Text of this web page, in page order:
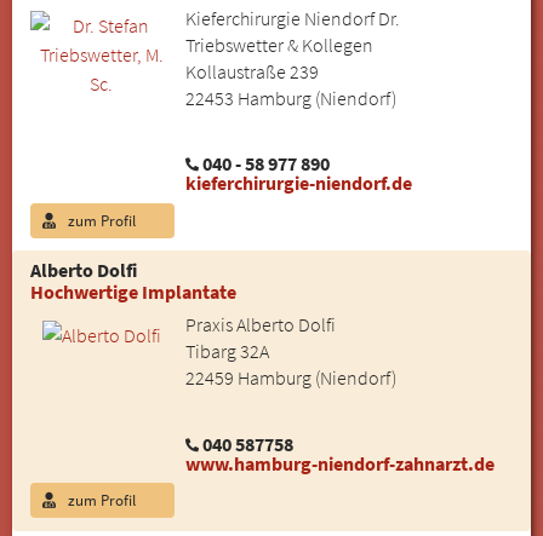
Kieferchirurgie Niendorf Dr.
Triebswetter & Kollegen
Kollaustraße 239
22453 Hamburg (Niendorf)
040 - 58 977 890
kieferchirurgie-niendorf.de
zum Profil
Alberto Dolfi
Hochwertige Implantate
Praxis Alberto Dolfi
Tibarg 32A
22459 Hamburg (Niendorf)
040 587758
www.hamburg-niendorf-zahnarzt.de
zum Profil